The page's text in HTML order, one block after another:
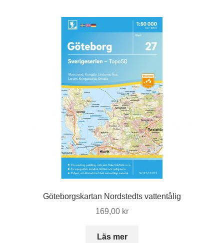
senaste
Göteborgskartan Nordstedts vattentålig
169,00 kr
Läs mer